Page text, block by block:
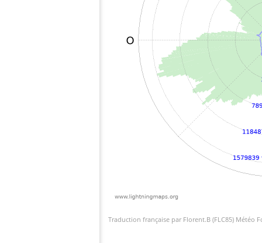
Traduction française par Florent.B (FLC85) Météo